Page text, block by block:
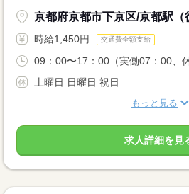
京都府京都市下京区/京都駅（
時給1,450円 交通費全額支給
09：00〜17：00（実働07：00、
土曜日 日曜日 祝日
もっと見る
求人詳細を見